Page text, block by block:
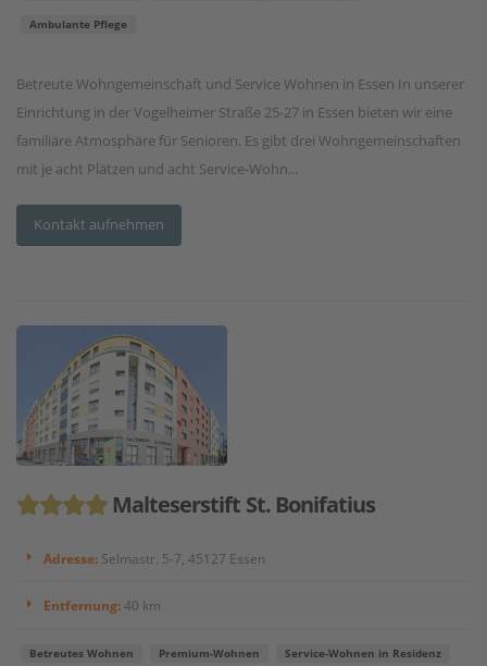
Ambulante Pflege
Betreute Wohngemeinschaft und Service Wohnen in Essen In unserer
Einrichtung in der Vogelheimer Straße 25-27 in Essen bieten wir eine
familiäre Atmosphäre für Senioren. Es gibt drei Wohngemeinschaften
mit je acht Plätzen und acht Service-Wohn...
Kontakt aufnehmen
Malteserstift St. Bonifatius
Adresse: Selmastr. 5-7, 45127 Essen
Entfernung:40 km
Betreutes Wohnen Premium-Wohnen Service-Wohnen in Residenz